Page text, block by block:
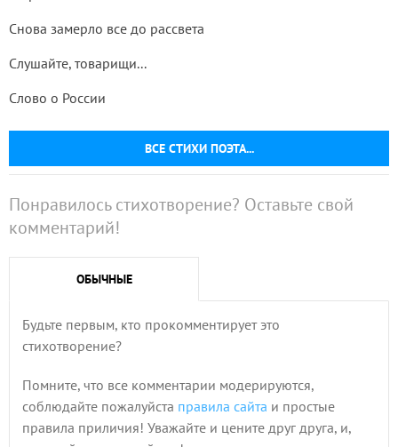
ВСЕ СТИХИ ПОЭТА...
Снова замерло все до рассвета
Слушайте, товарищи...
Слово о России
Понравилось стихотворение? Оставьте свой
комментарий!
ОБЫЧНЫЕ
Будьте первым, кто прокомментирует это
стихотворение?
Помните, что все комментарии модерируются,
соблюдайте пожалуйста правила сайта и простые
правила приличия! Уважайте и цените друг друга, и,